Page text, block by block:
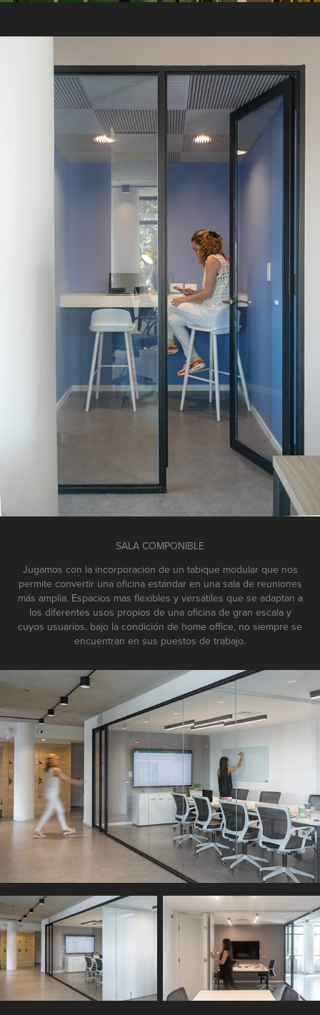
SALA COMPONIBLE
Jugamos con la incorporación de un tabique modular que nos
permite convertir una oficina estándar en una sala de reuniones
más amplia. Espacios mas flexibles y versátiles que se adaptan a
los diferentes usos propios de una oficina de gran escala y
cuyos usuarios, bajo la condición de home office, no siempre se
encuentran en sus puestos de trabajo.